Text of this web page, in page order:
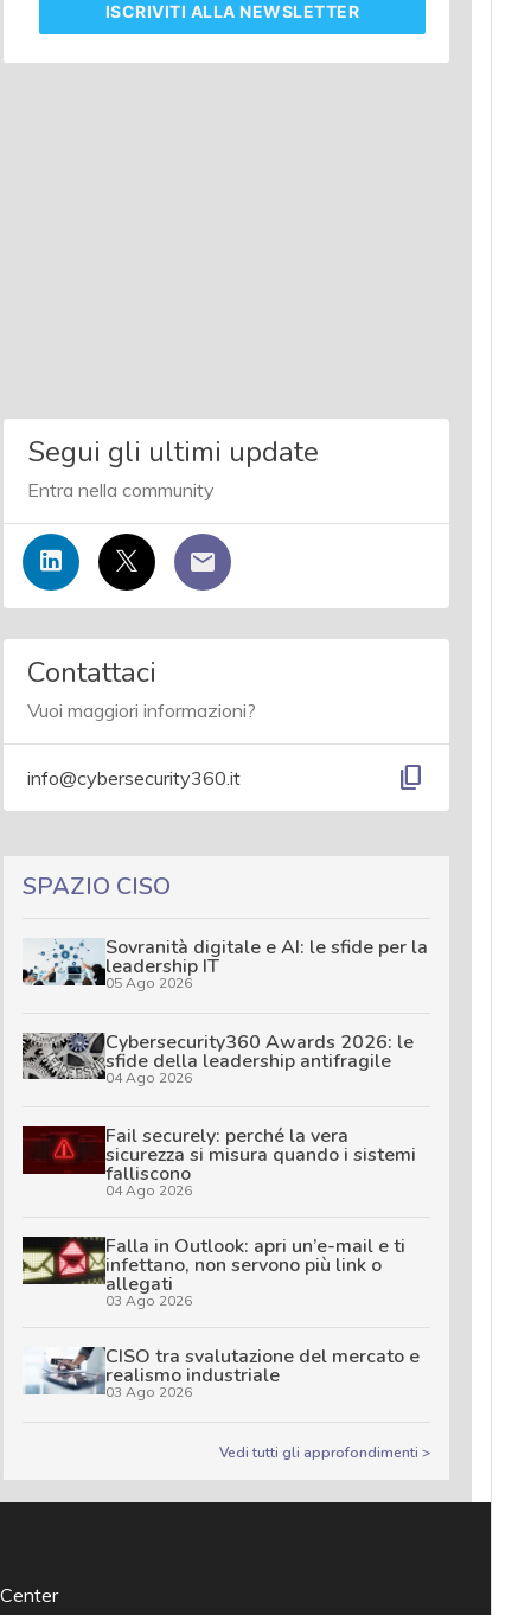
ISCRIVITI ALLA NEWSLETTER
Segui gli ultimi update
Entra nella community
Contattaci
Vuoi maggiori informazioni?
info@cybersecurity360.it content_copy
SPAZIO CISO
Sovranità digitale e AI: le sfide per la
leadership IT
05 Ago 2026
Cybersecurity360 Awards 2026: le
sfide della leadership antifragile
04 Ago 2026
Fail securely: perché la vera
sicurezza si misura quando i sistemi
falliscono
04 Ago 2026
Falla in Outlook: apri un’e-mail e ti
infettano, non servono più link o
allegati
03 Ago 2026
CISO tra svalutazione del mercato e
realismo industriale
03 Ago 2026
Vedi tutti gli approfondimenti >